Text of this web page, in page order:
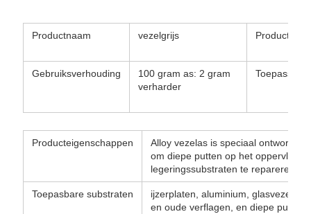
Productnaam vezelgrijs
Gebruiksverhouding
100 gram as: 2 gram
verharder
Toepassing
Producteigenschappen
Alloy vezelas is speciaal
om diepe putten op het oppervlak
legeringssubstraten te repareren,
Toepasbare substraten
ijzerplaten, aluminium,
en oude verflagen, en diepe putten